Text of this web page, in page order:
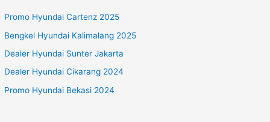
u
k
:
Promo Hyundai Cartenz 2025
Bengkel Hyundai Kalimalang 2025
Dealer Hyundai Sunter Jakarta
Dealer Hyundai Cikarang 2024
Promo Hyundai Bekasi 2024